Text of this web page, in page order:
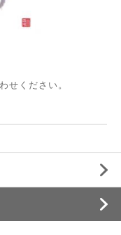
せください。